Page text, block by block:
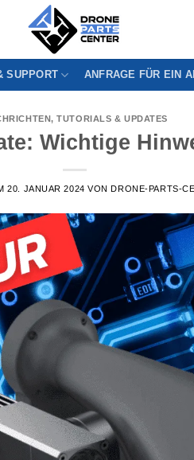
SUPPORT ANFRAGE FÜR EIN
,TUTORIALS & UPDATES
Wichtige
20. JANUAR 2024 VONDRONE-PARTS-